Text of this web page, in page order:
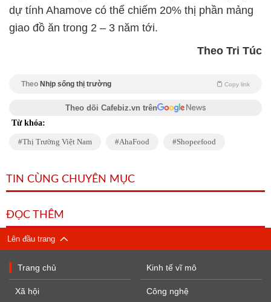
dự tính Ahamove có thể chiếm 20% thị phần mảng
giao đồ ăn trong 2 – 3 năm tới.
Theo Tri Túc
Theo Nhịp sống thị trường Copy link
Theo dõi Cafebiz.vn trên
Từ khóa:
Thị Trường Việt Nam AhaFood Shopeefood
TIN CÙNG CHUYÊN MỤC
ĐỌC THÊM
Lên đầu trang
Trang chủ
Xã hội
Kinh tế vĩ mô
Công nghệ